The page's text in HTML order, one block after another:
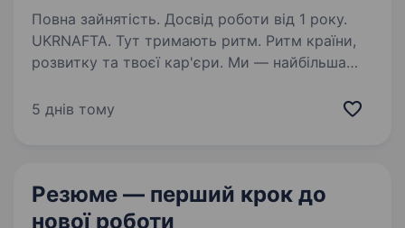
Повна зайнятість. Досвід роботи від 1 року.
UKRNAFTA. Тут тримають ритм. Ритм країни,
розвитку та твоєї кар'єри. Ми — найбільша
це 2 000+ свердловин, майже 700 сучасних
5 днів тому
Резюме — перший крок до
нової роботи